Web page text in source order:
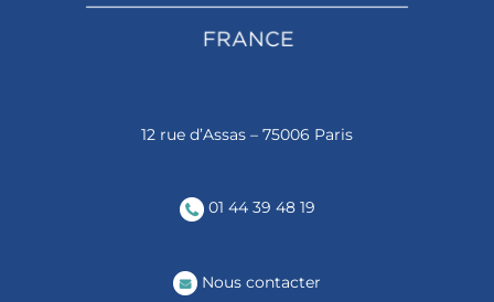
12 rue d’Assas – 75006 Paris
01 44 39 48 19
Nous contacter